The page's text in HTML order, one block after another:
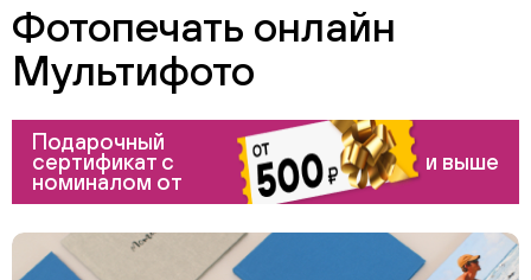
Фотопечать онлайн
Мультифото
Подарочный
сертификат с
номиналом от
и выше